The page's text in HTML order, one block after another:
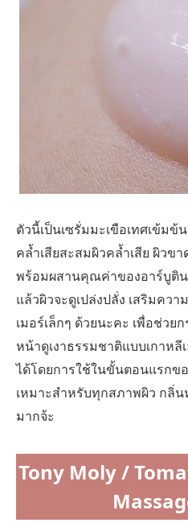
ตัวนี้เป็นเซรั่มมะเขือเทศเข้มข้
คล้ำเสียสะสมผิวคล้ำเสีย ผิวข
พร้อมผสานคุณค่าของอาร์บูติ
แล้วผิวจะดูเปล่งปลั่ง เสริมคว
เมอร์เล็กๆ ด้วยนะคะ เพื่อช่วย
หน้าดูเงาธรรมชาติแบบเกาห
ได้โดยการใช้ในขั้นตอนแรกข
เหมาะสำหรับทุกสภาพผิว กลิ่
มากจ้ะ
Tony Moly /